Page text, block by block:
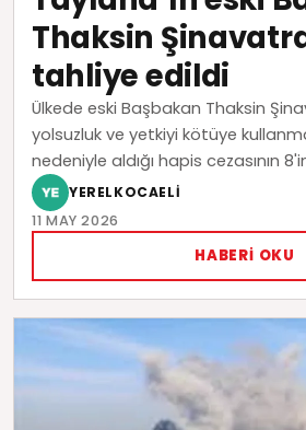
Thaksin
tahliye edildi
Ülkede eski Başbakan Thaksin
yolsuzluk ve yetkiyi kötüye
nedeniyle aldığı hapis cezasının
YERELKOCAELI
11 MAY 2026
HABERI OKU